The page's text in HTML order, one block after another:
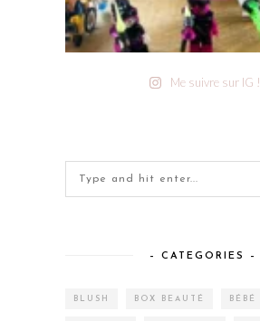
Me suivre sur IG !
– CATEGORIES –
BLUSH BOX BEAUTÉ BÉBÉ